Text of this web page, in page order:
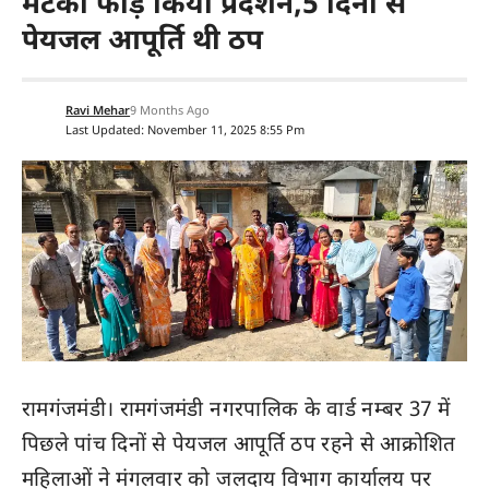
पेयजल आपूर्ति थी ठप
Last Updated: November 11, 2025 8:55 Pm
Ravi Mehar9 Months Ago
रामगंजमंडी। रामगंजमंडी नगरपालिक के वार्ड नम्बर 37 में
पिछले पांच दिनों से पेयजल आपूर्ति ठप रहने से आक्रोशित
महिलाओं ने मंगलवार को जलदाय विभाग कार्यालय पर